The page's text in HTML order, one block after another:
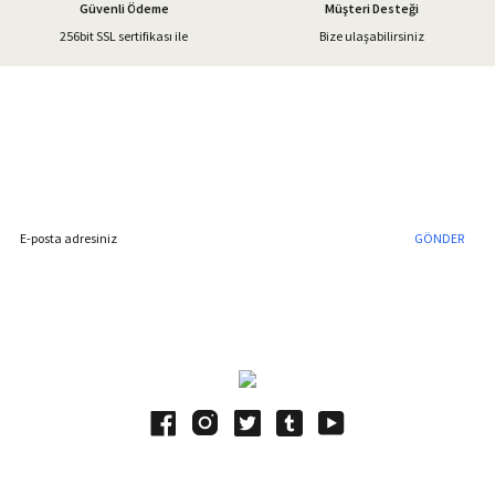
Gönder
Güvenli Ödeme
256bit SSL sertifikası ile
Müşteri Desteği
Bize ulaşabilirsiniz
GÖNDER